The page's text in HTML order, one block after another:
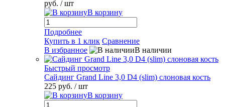
руб. / шт
В корзину
Подробнее
Купить в 1 клик Сравнение
В избранное
В наличии
Быстрый просмотр
Сайдинг Grand Line 3,0 D4 (slim) слоновая кость
225 руб. / шт
В корзину